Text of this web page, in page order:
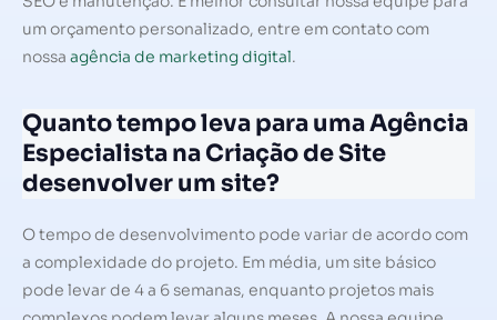
um orçamento personalizado, entre em contato com
nossa agência de marketing digital.
Quanto tempo leva para uma Agência
Especialista na Criação de Site
desenvolver um site?
O tempo de desenvolvimento pode variar de acordo com
a complexidade do projeto. Em média, um site básico
pode levar de 4 a 6 semanas, enquanto projetos mais